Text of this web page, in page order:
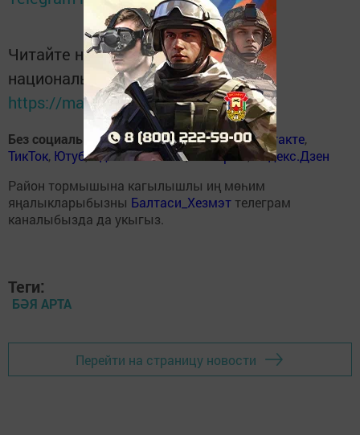
Читайте новости Татарстана в
национальном мессенджере MАХ:
https://max.ru/tatmedia
Без социаль челтәрләрдә:ВКонтакте,ВКонтакте,
ТикТок, Ютуб,Одноклассники, Телеграм ,Яндекс.Дзен
Район тормышына кагылышлы иң мөһим
яңалыкларыбызны Балтаси_Хезмэт телеграм
каналыбызда да укыгыз.
Теги:
БӘЯ АРТА
Перейти на страницу новости